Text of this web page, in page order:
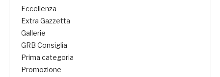
Eccellenza
Extra Gazzetta
Gallerie
GRB Consiglia
Prima categoria
Promozione